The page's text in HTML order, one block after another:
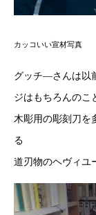
カッコいい宣材写真
グッチ―さんは以
ジはもちろんのこ
木彫用の彫刻刀を
る
道刃物のヘヴィユ